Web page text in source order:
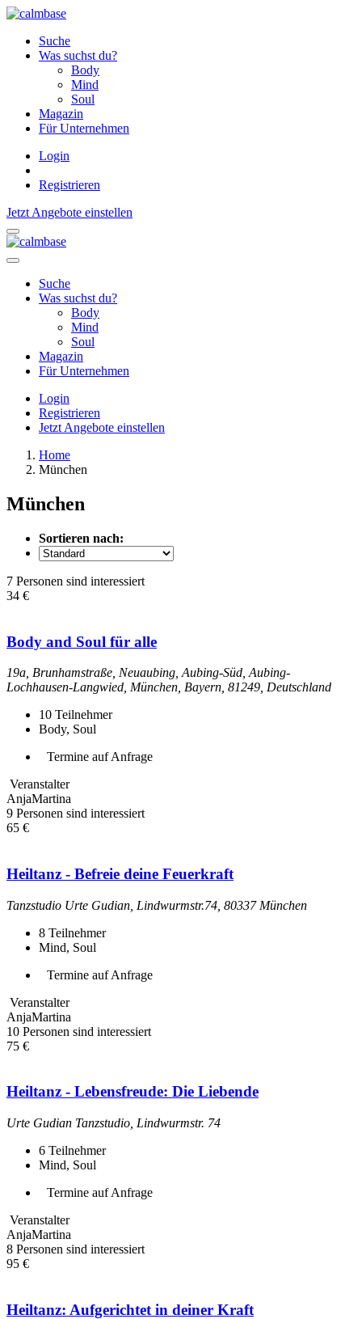
Suche
Was suchst du?
Body
Mind
Soul
Magazin
Für Unternehmen
Login
Registrieren
Jetzt Angebote einstellen
Suche
Was suchst du?
Body
Mind
Soul
Magazin
Für Unternehmen
Login
Registrieren
Jetzt Angebote einstellen
Home
München
München
Sortieren nach:
7 Personen sind interessiert
34 €
Body and Soul für alle
19a, Brunhamstraße, Neuaubing, Aubing-Süd, Aubing-
Lochhausen-Langwied, München, Bayern, 81249, Deutschland
10 Teilnehmer
Body, Soul
Termine auf Anfrage
Veranstalter
AnjaMartina
9 Personen sind interessiert
65 €
Heiltanz - Befreie deine Feuerkraft
Tanzstudio Urte Gudian, Lindwurmstr.74, 80337 München
8 Teilnehmer
Mind, Soul
Termine auf Anfrage
Veranstalter
AnjaMartina
10 Personen sind interessiert
75 €
Heiltanz - Lebensfreude: Die Liebende
Urte Gudian Tanzstudio, Lindwurmstr. 74
6 Teilnehmer
Mind, Soul
Termine auf Anfrage
Veranstalter
AnjaMartina
8 Personen sind interessiert
95 €
Heiltanz: Aufgerichtet in deiner Kraft